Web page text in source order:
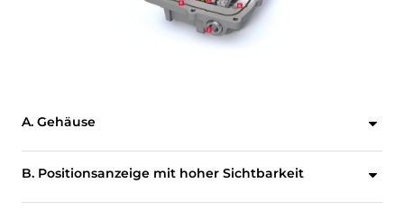
A. Gehäuse
B. Positionsanzeige mit hoher Sichtbarkeit